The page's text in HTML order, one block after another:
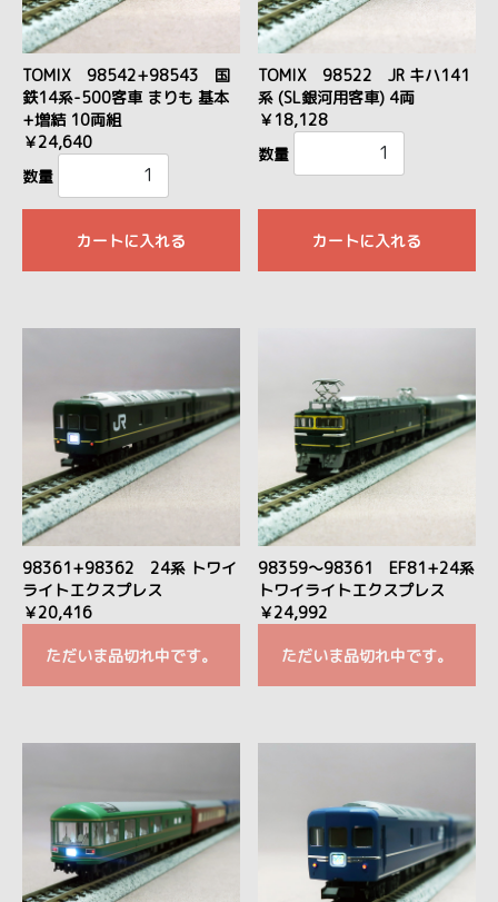
TOMIX 98542+98543 国
鉄14系-500客車 まりも 基本
+増結 10両組
￥24,640
数量
カートに入れる
TOMIX 98522 JR キハ141
系 (SL銀河用客車) 4両
￥18,128
数量
カートに入れる
98361+98362 24系 トワイ
ライトエクスプレス
￥20,416
ただいま品切れ中です。
98359～98361 EF81+24系
トワイライトエクスプレス
￥24,992
ただいま品切れ中です。